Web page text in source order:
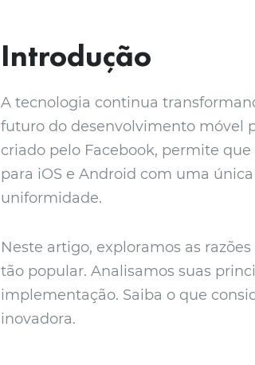
Introdução
A tecnologia continua
futuro do desenvolvimento móvel
criado pelo Facebook, permite
para iOS e Android com uma
uniformidade.
Neste artigo, exploramos as
tão popular. Analisamos suas
implementação. Saiba o que
inovadora.